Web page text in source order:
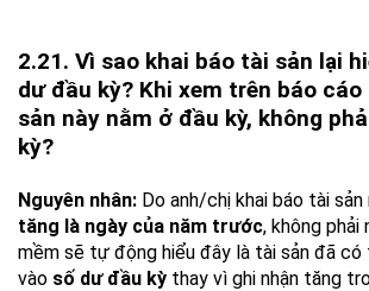
2.21. Vì sao khai báo tài sản lại
dư đầu kỳ? Khi xem trên báo
sản này nằm ở đầu kỳ, không
kỳ?
Nguyên nhân: Do anh/chị khai báo tài sản
tăng là ngày của năm trước, không phải
mềm sẽ tự động hiểu đây là tài sản đã
vào số dư đầu kỳ thay vì ghi nhận tăng